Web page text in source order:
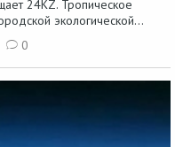
24KZ. Тропическое
экологической...
0